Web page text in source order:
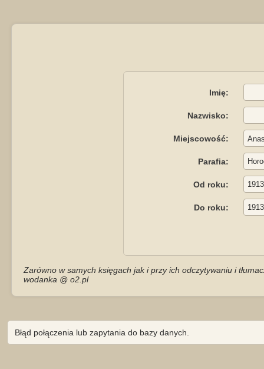
Imię:
Nazwisko:
Miejscowość:
Parafia:
Od roku:
Do roku:
Zarówno w samych księgach jak i przy ich odczytywaniu i
wodanka @ o2.pl
Błąd połączenia lub zapytania do bazy danych.